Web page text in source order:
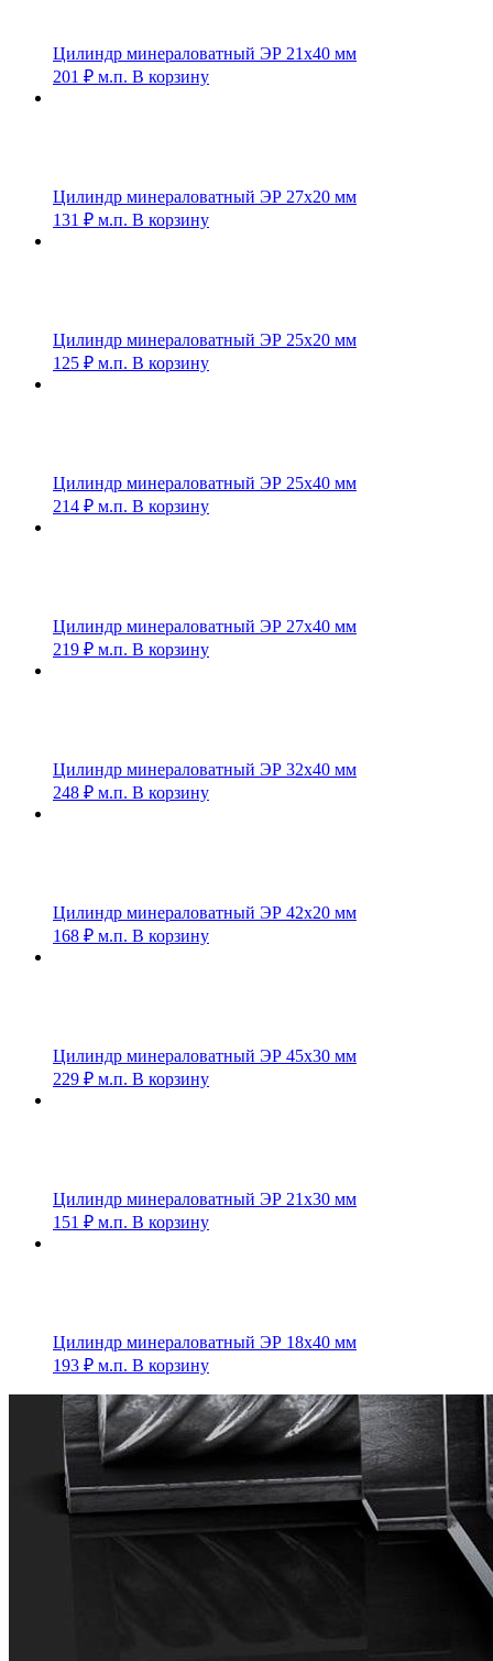
Цилиндр минераловатный ЭР 21х40 мм
201 ₽ м.п. В корзину
Цилиндр минераловатный ЭР 27х20 мм
131 ₽ м.п. В корзину
Цилиндр минераловатный ЭР 25х20 мм
125 ₽ м.п. В корзину
Цилиндр минераловатный ЭР 25х40 мм
214 ₽ м.п. В корзину
Цилиндр минераловатный ЭР 27х40 мм
219 ₽ м.п. В корзину
Цилиндр минераловатный ЭР 32х40 мм
248 ₽ м.п. В корзину
Цилиндр минераловатный ЭР 42х20 мм
168 ₽ м.п. В корзину
Цилиндр минераловатный ЭР 45х30 мм
229 ₽ м.п. В корзину
Цилиндр минераловатный ЭР 21х30 мм
151 ₽ м.п. В корзину
Цилиндр минераловатный ЭР 18х40 мм
193 ₽ м.п. В корзину